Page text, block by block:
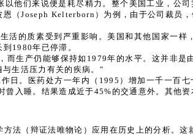
他们来说便是耗尽精力。整个美国工业，公
（Joseph Kelterborn）为例，由于公司裁员
活的质素受到严重影响。美国和其他国家一
1980年已停滞。
生产仍能够保持如1979年的水平。这并非
生活压力有关的疾病。"
日。医药处方一年内（1995）增加一千一百
入睡。结果造成近于45%的交通意外。其他资
法（辩证法唯物论）应用在历史上的分析。